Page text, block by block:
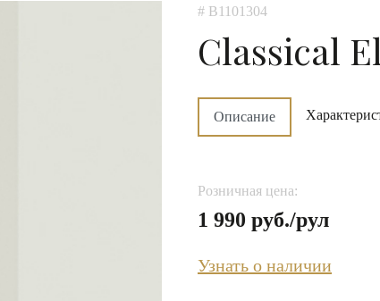
# B1101304
Classical
Описание
Розничная цена:
1 990 руб./рул
Узнать о наличии